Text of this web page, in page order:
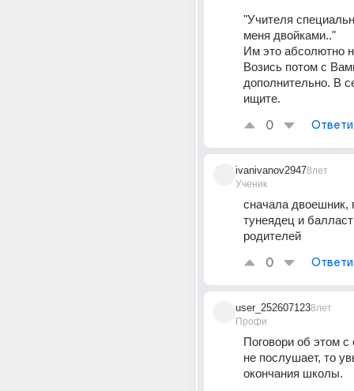
"Учителя
меня двойками.."
Им это абсолютно
Возись потом с
дополнительно. В
ищите.
0
ivanivanov2947
Ученик
8лет
сначала двоешник,
тунеядец и
родителей
0
user_252607123
Профи
8лет
Поговори об этом
не послушает, то
окончания школы.